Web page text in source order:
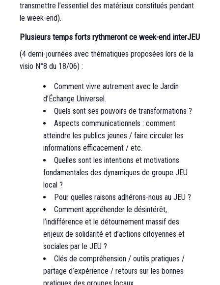
transmettre l’essentiel des matériaux constitués pendant
le week-end).
Plusieurs temps forts rythmeront ce week-end interJEU
(4 demi-journées avec thématiques proposées lors de la
visio N°8 du 18/06) :
Comment vivre autrement avec le Jardin
d’Échange Universel.
Quels sont ses pouvoirs de transformations ?
Aspects communicationnels : comment
atteindre les publics jeunes / faire circuler les
informations efficacement / etc.
Quelles sont les intentions et motivations
fondamentales des dynamiques de groupe JEU
local ?
Pour quelles raisons adhérons-nous au JEU ?
Comment appréhender le désintérêt,
l’indifférence et le détournement massif des
enjeux de solidarité et d’actions citoyennes et
sociales par le JEU ?
Clés de compréhension / outils pratiques /
partage d’expérience / retours sur les bonnes